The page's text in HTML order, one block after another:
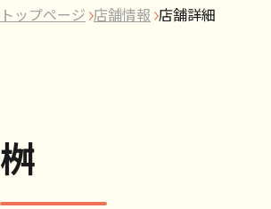
トップページ 店舗情報 店舗詳細
桝